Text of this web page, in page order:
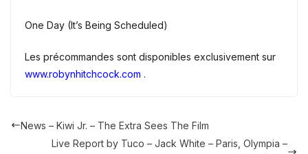
One Day (It’s Being Scheduled)
Les précommandes sont disponibles exclusivement sur
www.robynhitchcock.com .
News – Kiwi Jr. – The Extra Sees The Film
Live Report by Tuco – Jack White – Paris, Olympia –